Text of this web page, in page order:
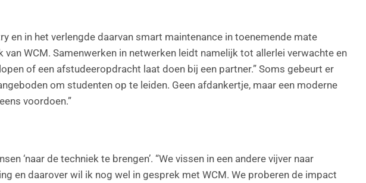
en in het verlengde daarvan smart maintenance in toenemende mate
WCM. Samenwerken in netwerken leidt namelijk tot allerlei verwachte en
of een afstudeeropdracht laat doen bij een partner.” Soms gebeurt er
om studenten op te leiden. Geen afdankertje, maar een moderne
voordoen.”
‘naar de techniek te brengen’. “We vissen in een andere vijver naar
en daarover wil ik nog wel in gesprek met WCM. We proberen de impact